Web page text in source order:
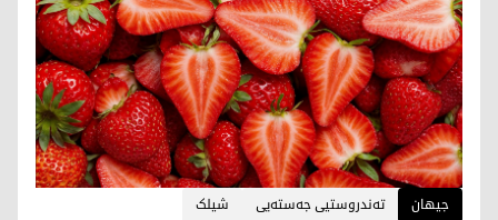
جیهان تەندروستیی جەستەیی شیلک